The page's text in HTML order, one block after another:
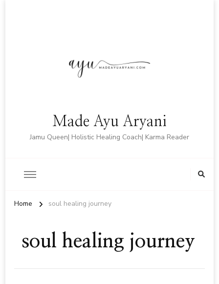
Made Ayu Aryani
Jamu Queen| Holistic Healing Coach| Karma Reader
Home soul healing journey
soul healing journey